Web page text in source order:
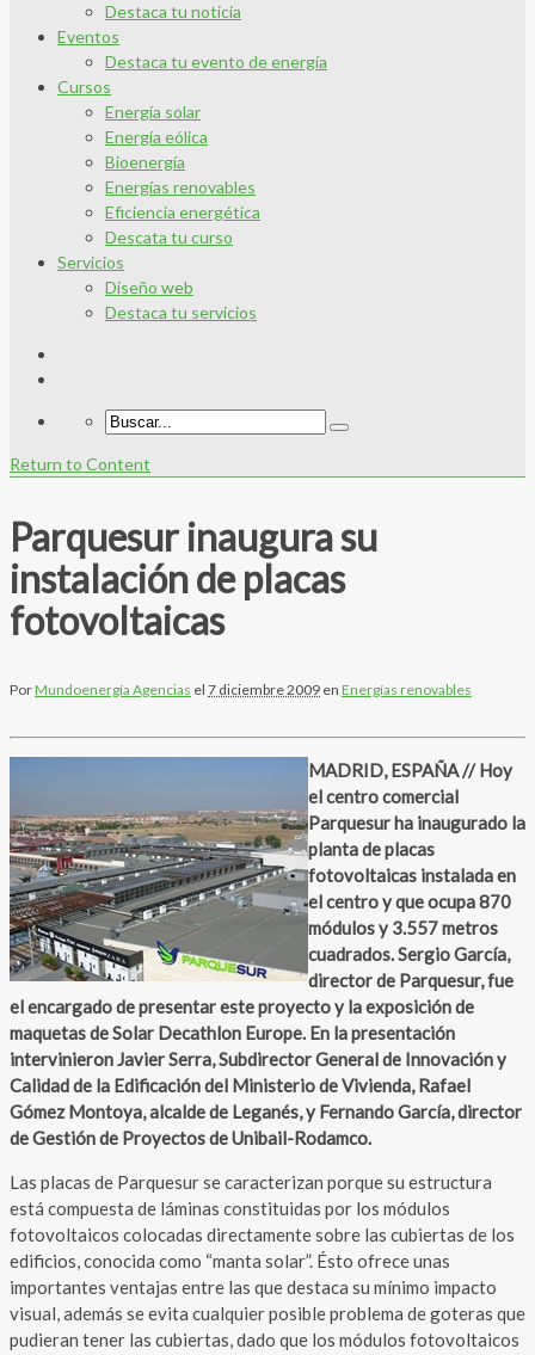
Destaca tu noticia
Eventos
Destaca tu evento de energía
Cursos
Energía solar
Energía eólica
Bioenergía
Energías renovables
Eficiencia energética
Descata tu curso
Servicios
Diseño web
Destaca tu servicios
Return to Content
Parquesur inaugura su
instalación de placas
fotovoltaicas
PorMundoenergía Agencias el 7 diciembre 2009 en Energías renovables
MADRID, ESPAÑA // Hoy
el centro comercial
Parquesur ha inaugurado la
planta de placas
fotovoltaicas instalada en
el centro y que ocupa 870
módulos y 3.557 metros
cuadrados. Sergio García,
director de Parquesur, fue
el encargado de presentar este proyecto y la exposición de
maquetas de Solar Decathlon Europe. En la presentación
intervinieron Javier Serra, Subdirector General de Innovación y
Calidad de la Edificación del Ministerio de Vivienda, Rafael
Gómez Montoya, alcalde de Leganés, y Fernando García, director
de Gestión de Proyectos de Unibail-Rodamco.
Las placas de Parquesur se caracterizan porque su estructura
está compuesta de láminas constituidas por los módulos
fotovoltaicos colocadas directamente sobre las cubiertas de los
edificios, conocida como “manta solar”. Ésto ofrece unas
importantes ventajas entre las que destaca su mínimo impacto
visual, además se evita cualquier posible problema de goteras que
pudieran tener las cubiertas, dado que los módulos fotovoltaicos